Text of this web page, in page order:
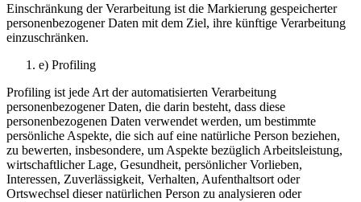
Einschränkung der Verarbeitung ist die Markierung gespeicherter
personenbezogener Daten mit dem Ziel, ihre künftige Verarbeitung
einzuschränken.
e) Profiling
Profiling ist jede Art der automatisierten Verarbeitung
personenbezogener Daten, die darin besteht, dass diese
personenbezogenen Daten verwendet werden, um bestimmte
persönliche Aspekte, die sich auf eine natürliche Person beziehen,
zu bewerten, insbesondere, um Aspekte bezüglich Arbeitsleistung,
wirtschaftlicher Lage, Gesundheit, persönlicher Vorlieben,
Interessen, Zuverlässigkeit, Verhalten, Aufenthaltsort oder
Ortswechsel dieser natürlichen Person zu analysieren oder